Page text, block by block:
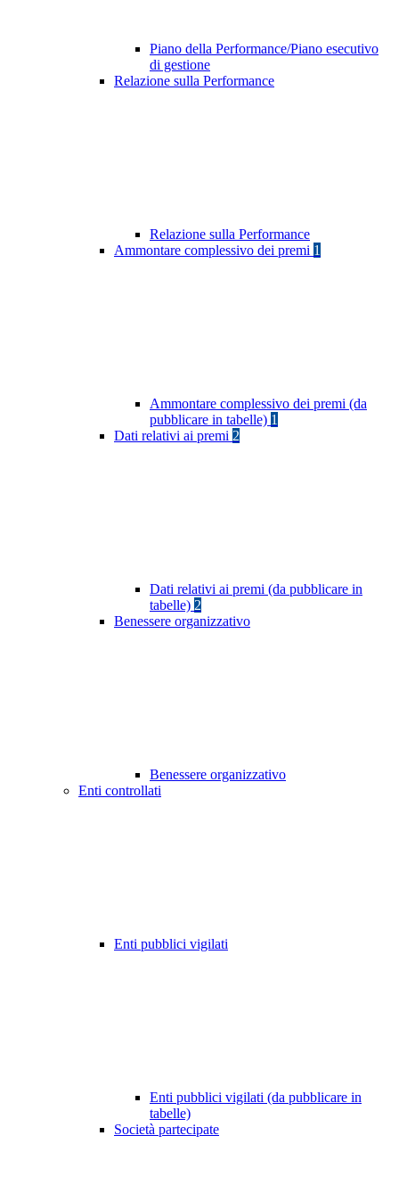
Piano della Performance/Piano esecutivo
di gestione
Relazione sulla Performance
Relazione sulla Performance
Ammontare complessivo dei premi 1
Ammontare complessivo dei premi (da
pubblicare in tabelle) 1
Dati relativi ai premi 2
Dati relativi ai premi (da pubblicare in
tabelle) 2
Benessere organizzativo
Benessere organizzativo
Enti controllati
Enti pubblici vigilati
Enti pubblici vigilati (da pubblicare in
tabelle)
Società partecipate